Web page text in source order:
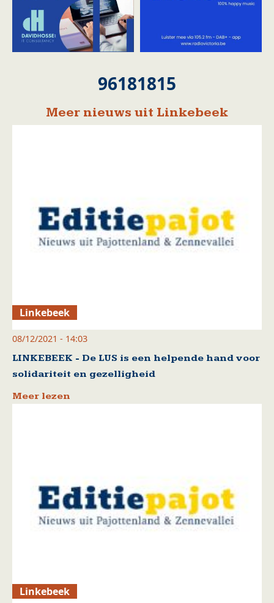
96181815
Meer nieuws uit Linkebeek
Linkebeek
08/12/2021 - 14:03
LINKEBEEK - De LUS is een helpende hand voor
solidariteit en gezelligheid
Meer lezen
Linkebeek